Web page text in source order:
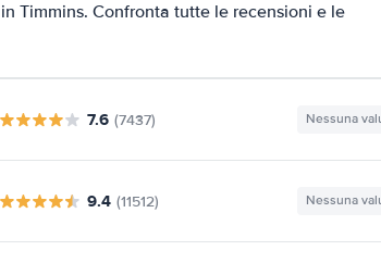
Timmins. Confronta tutte le recensioni e le
7.6 (7437) Nessuna
9.4 (11512) Nessuna